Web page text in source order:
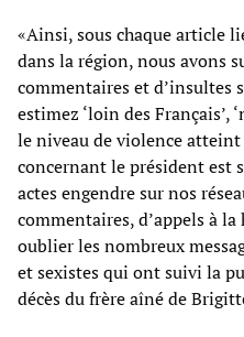
«Ainsi, sous chaque article
dans la région, nous avons
commentaires et d’insultes
estimez ‘loin des Français’,
le niveau de violence
concernant le président est
actes engendre sur nos
commentaires, d’appels à
oublier les nombreux
et sexistes qui ont suivi la
décès du frère aîné de